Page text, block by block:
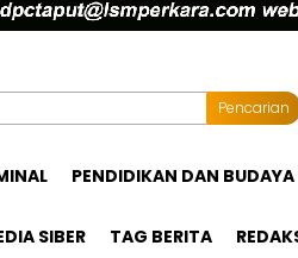
Pencarian
PENDIDIKAN DAN BUDAYA
SIBER TAG BERITA